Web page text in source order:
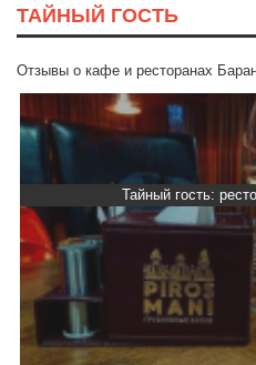
ТАЙНЫЙ ГОСТЬ
Отзывы о кафе и ресторанах
Тайный гость: